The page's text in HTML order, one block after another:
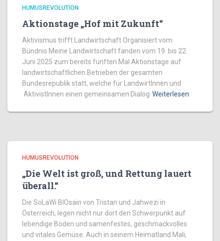
HUMUSREVOLUTION
Aktionstage „Hof mit Zukunft“
Aktivismus trifft Landwirtschaft Organisiert vom
Bündnis Meine Landwirtschaft fanden vom 19. bis 22.
Juni 2025 zum bereits fünften Mal Aktionstage auf
landwirtschaftlichen Betrieben der gesamten
Bundesrepublik statt, welche für LandwirtInnen und
AktivistInnen einen gemeinsamen Dialog Weiterlesen
HUMUSREVOLUTION
„Die Welt ist groß, und Rettung lauert
überall.“
Die SoLaWi BIOsain von Tristan und Jahwezi in
Österreich, legen nicht nur dort den Schwerpunkt auf
lebendige Böden und samenfestes, geschmackvolles
und vitales Gemüse. Auch in seinem Heimatland Mali,